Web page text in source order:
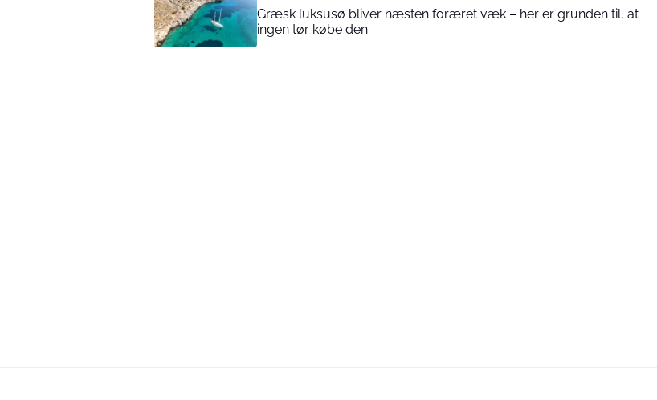
Græsk luksusø bliver næsten foræret væk – her er grunden til, at
ingen tør købe den